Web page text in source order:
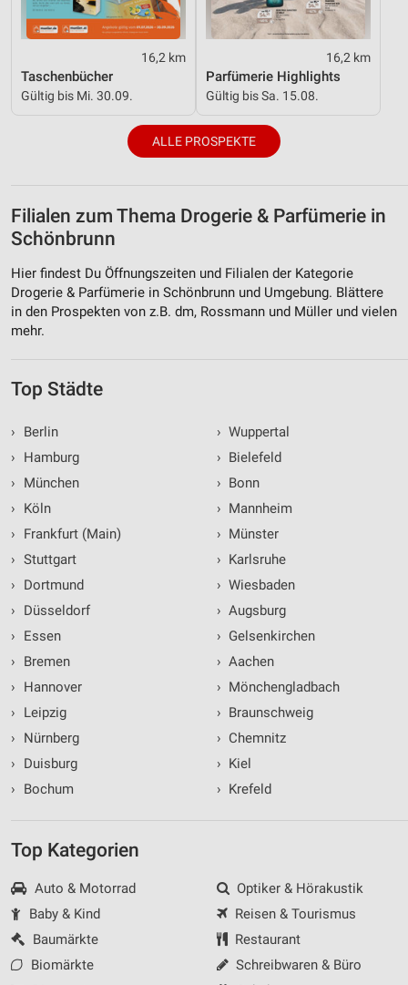
16,2 km
Taschenbücher
Gültig bis Mi. 30.09.
16,2 km
Parfümerie Highlights
Gültig bis Sa. 15.08.
ALLE PROSPEKTE
Filialen zum Thema Drogerie & Parfümerie in
Schönbrunn
Hier findest Du Öffnungszeiten und Filialen der Kategorie
Drogerie & Parfümerie in Schönbrunn und Umgebung. Blättere
in den Prospekten von z.B. dm, Rossmann und Müller und vielen
mehr.
Top Städte
›
Berlin
›
Hamburg
›
München
›
Köln
›
Frankfurt (Main)
› Stuttgart
›
Dortmund
›
Düsseldorf
›
Essen
›
Bremen
›
Hannover
›
Leipzig
›
Nürnberg
›
Duisburg
›
Bochum
› Wuppertal
› Bielefeld
› Bonn
› Mannheim
› Münster
› Karlsruhe
› Wiesbaden
› Augsburg
› Gelsenkirchen
› Aachen
› Mönchengladbach
› Braunschweig
› Chemnitz
› Kiel
› Krefeld
Top Kategorien
Auto & Motorrad
Baby & Kind
Baumärkte
Biomärkte
Optiker & Hörakustik
Reisen & Tourismus
Restaurant
Schreibwaren & Büro